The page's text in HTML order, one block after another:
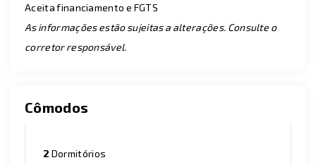
Aceita financiamento e FGTS
As informações estão sujeitas a alterações. Consulte o
corretor responsável.
Cômodos
2 Dormitórios